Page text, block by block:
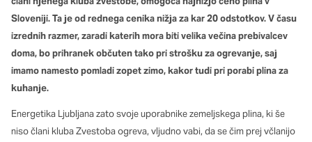
Sloveniji. Ta je od rednega cenika nižja za kar 20 odstotkov. V času
izrednih razmer, zaradi katerih mora biti velika večina prebivalcev
doma, bo prihranek občuten tako pri strošku za ogrevanje, saj
imamo namesto pomladi zopet zimo, kakor tudi pri porabi plina za
kuhanje.
Energetika Ljubljana zato svoje uporabnike zemeljskega plina, ki še
niso člani kluba Zvestoba ogreva, vljudno vabi, da se čim prej včlanijo
Ti piškotki so nujni za delovanje spletnega mesta, zato jih v
naših sistemih ni mogoče izklopiti. Običajno so nastavljeni
samo kot odziv na vaša dejanja, ki vodijo do storitvenih zahtev,
na primer nastavitev zasebnosti, prijava ali izpolnjevanje
obrazcev. Na voljo imate nastavitev, da brskalnik blokira te
piškotke ali vas opozori na njih. V tem primeru nekateri deli
spletnega mesta ne bodo delovali.
Piškotki za učinkovitost delovanja